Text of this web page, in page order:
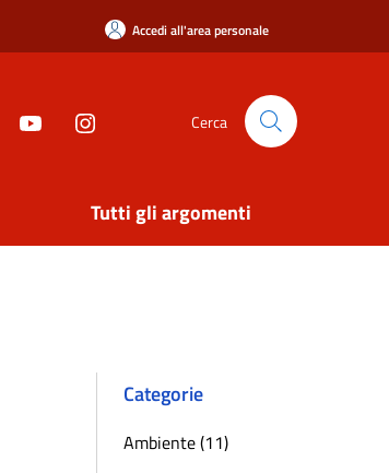
Accedi all'area personale
Cerca
Tutti gli argomenti
Categorie
Ambiente (11)